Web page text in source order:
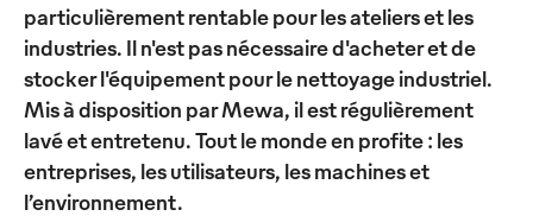
particulièrement rentable pour les ateliers et les
industries. Il n'est pas nécessaire d'acheter et de
stocker l'équipement pour le nettoyage industriel.
Mis à disposition par Mewa, il est régulièrement
lavé et entretenu. Tout le monde en profite : les
entreprises, les utilisateurs, les machines et
l’environnement.